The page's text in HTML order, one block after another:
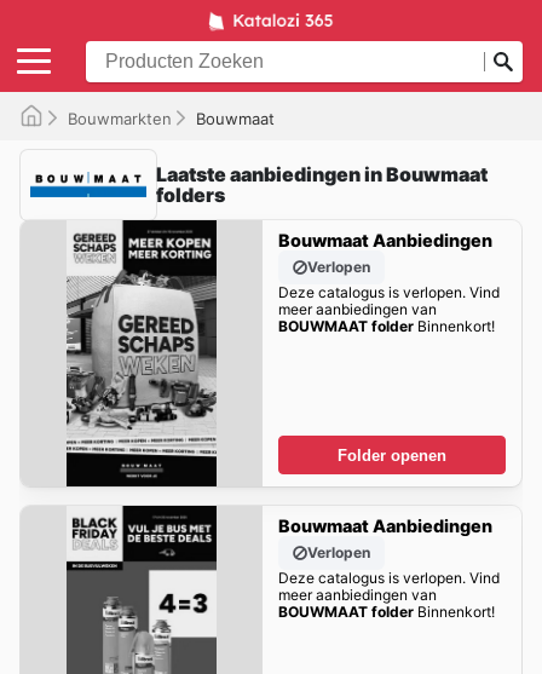
Bouwmarkten Bouwmaat
Laatste aanbiedingen in Bouwmaat
folders
Bouwmaat Aanbiedingen
Verlopen
Deze catalogus is verlopen. Vind
meer aanbiedingen van
BOUWMAAT folderBinnenkort!
Folder openen
Bouwmaat Aanbiedingen
Verlopen
Deze catalogus is verlopen. Vind
meer aanbiedingen van
BOUWMAAT folderBinnenkort!